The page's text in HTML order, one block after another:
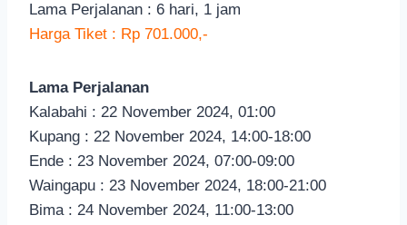
Lama Perjalanan : 6 hari, 1 jam
Harga Tiket : Rp 701.000,-
Lama Perjalanan
Kalabahi : 22 November 2024, 01:00
Kupang : 22 November 2024, 14:00-18:00
Ende : 23 November 2024, 07:00-09:00
Waingapu : 23 November 2024, 18:00-21:00
Bima : 24 November 2024, 11:00-13:00